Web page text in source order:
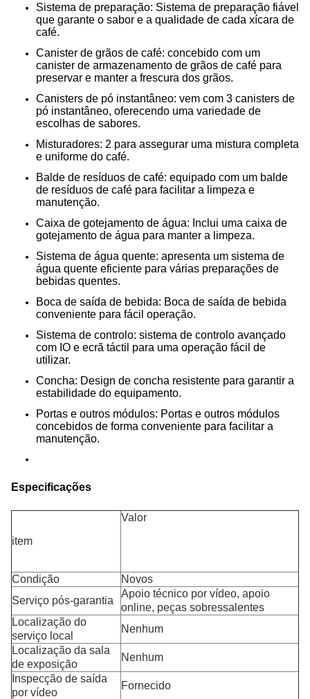
Sistema de preparação: Sistema de preparação fiável
que garante o sabor e a qualidade de cada xícara de
café.
Canister de grãos de café: concebido com um
canister de armazenamento de grãos de café para
preservar e manter a frescura dos grãos.
Canisters de pó instantâneo: vem com 3 canisters de
pó instantâneo, oferecendo uma variedade de
escolhas de sabores.
Misturadores: 2 para assegurar uma mistura completa
e uniforme do café.
Balde de resíduos de café: equipado com um balde
de resíduos de café para facilitar a limpeza e
manutenção.
Caixa de gotejamento de água: Inclui uma caixa de
gotejamento de água para manter a limpeza.
Sistema de água quente: apresenta um sistema de
água quente eficiente para várias preparações de
bebidas quentes.
Boca de saída de bebida: Boca de saída de bebida
conveniente para fácil operação.
Sistema de controlo: sistema de controlo avançado
com IO e ecrã táctil para uma operação fácil de
utilizar.
Concha: Design de concha resistente para garantir a
estabilidade do equipamento.
Portas e outros módulos: Portas e outros módulos
concebidos de forma conveniente para facilitar a
manutenção.
Especificações
item
Valor
Condição
Novos
Serviço pós-garantia
Apoio técnico por vídeo, apoio
online, peças sobressalentes
Localização do
serviço local
Nenhum
Localização da sala
de exposição
Nenhum
Inspecção de saída
por vídeo
Fornecido